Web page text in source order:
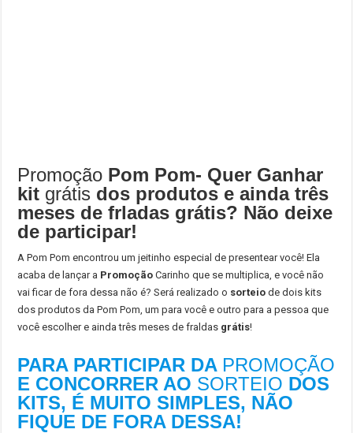
Promoção Pom Pom- Quer Ganhar
kit grátis dos produtos e ainda três
meses de frladas grátis? Não deixe
de participar!
A Pom Pom encontrou um jeitinho especial de presentear você! Ela
acaba de lançar a PromoçãoCarinho que se multiplica, e você não
vai ficar de fora dessa não é? Será realizado o sorteiode dois kits
dos produtos da Pom Pom, um para você e outro para a pessoa que
você escolher e ainda três meses de fraldas grátis!
PARA PARTICIPAR DA PROMOÇÃO
E CONCORRER AO SORTEIO DOS
KITS, É MUITO SIMPLES, NÃO
FIQUE DE FORA DESSA!